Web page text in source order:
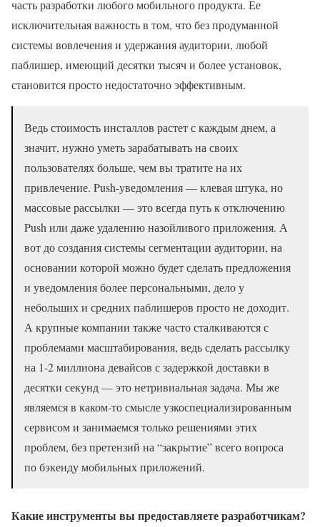
часть разработки любого мобильного продукта. Ее
исключительная важность в том, что без продуманной
системы вовлечения и удержания аудитории, любой
паблишер, имеющий десятки тысяч и более установок,
становится просто недостаточно эффективным.
Ведь стоимость инсталлов растет с каждым днем, а
значит, нужно уметь зарабатывать на своих
пользователях больше, чем вы тратите на их
привлечение. Push-уведомления — клевая штука, но
массовые рассылки — это всегда путь к отключению
Push или даже удалению назойливого приложения. А
вот до создания системы сегментации аудитории, на
основании которой можно будет сделать предложения
и уведомления более персональными, дело у
небольших и средних паблишеров просто не доходит.
А крупные компании также часто сталкиваются с
проблемами масштабирования, ведь сделать рассылку
на 1-2 миллиона девайсов с задержкой доставки в
десятки секунд — это нетривиальная задача. Мы же
являемся в каком-то смысле узкоспециализированным
сервисом и занимаемся только решениями этих
проблем, без претензий на “закрытие” всего вопроса
по бэкенду мобильных приложений.
Какие инструменты вы предоставляете разработчикам?